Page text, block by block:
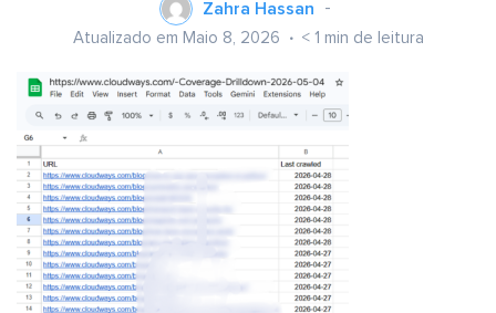
Zahra Hassan
Atualizado em Maio 8, 2026 < 1 min de leitura